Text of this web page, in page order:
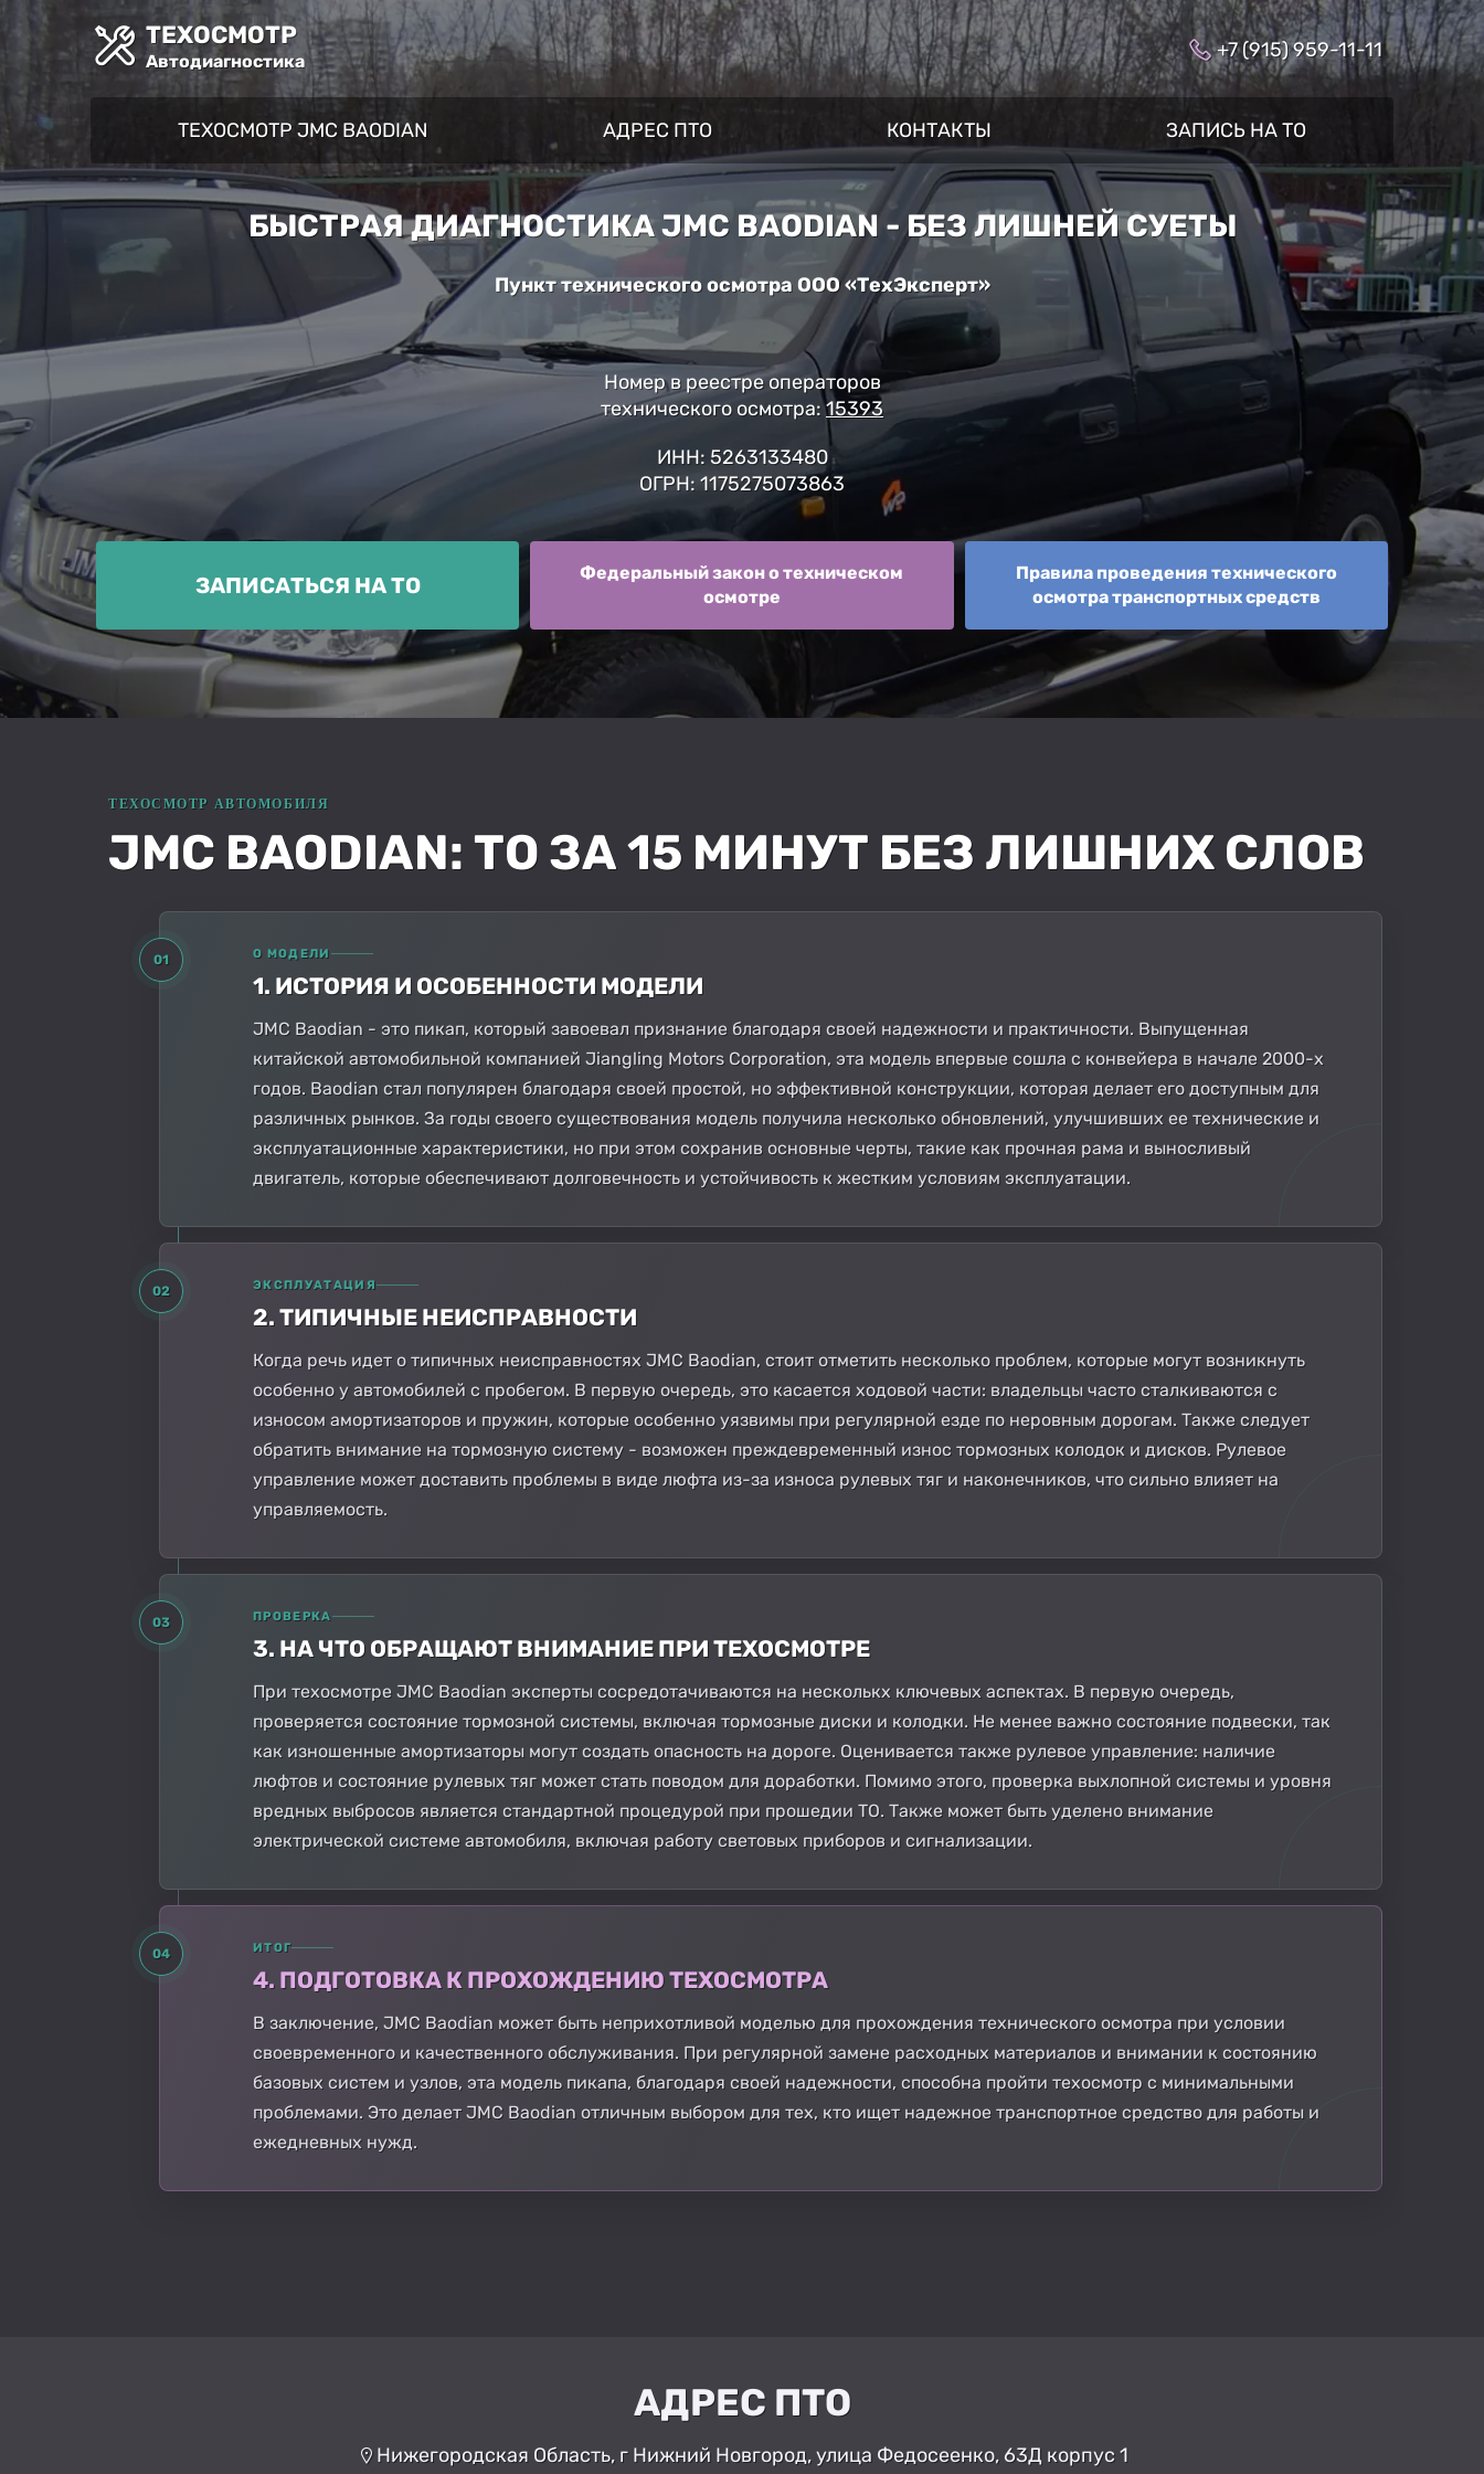
ТЕХОСМОТР
Автодиагностика +7 (915) 959-11-11
ТЕХОСМОТР JMC BAODIAN АДРЕС ПТО КОНТАКТЫ ЗАПИСЬ НА ТО
БЫСТРАЯ ДИАГНОСТИКА JMC BAODIAN - БЕЗ ЛИШНЕЙ СУЕТЫ
Пункт технического осмотра ООО «ТехЭксперт»
Номер в реестре операторов
технического осмотра:15393
ИНН: 5263133480
ОГРН: 1175275073863
ЗАПИСАТЬСЯ НА ТО
Федеральный закон о техническом
осмотре
Правила проведения технического
осмотра транспортных средств
JMC BAODIAN: ТО ЗА 15 МИНУТ БЕЗ ЛИШНИХ СЛОВ
01 О МОДЕЛИ
1. ИСТОРИЯ И ОСОБЕННОСТИ МОДЕЛИ
JMC Baodian - это пикап, который завоевал признание благодаря своей надежности и практичности. Выпущенная
китайской автомобильной компанией Jiangling Motors Corporation, эта модель впервые сошла с конвейера в начале 2000-х
годов. Baodian стал популярен благодаря своей простой, но эффективной конструкции, которая делает его доступным для
различных рынков. За годы своего существования модель получила несколько обновлений, улучшивших ее технические и
эксплуатационные характеристики, но при этом сохранив основные черты, такие как прочная рама и выносливый
двигатель, которые обеспечивают долговечность и устойчивость к жестким условиям эксплуатации.
02 ЭКСПЛУАТАЦИЯ
2. ТИПИЧНЫЕ НЕИСПРАВНОСТИ
Когда речь идет о типичных неисправностях JMC Baodian, стоит отметить несколько проблем, которые могут возникнуть
особенно у автомобилей с пробегом. В первую очередь, это касается ходовой части: владельцы часто сталкиваются с
износом амортизаторов и пружин, которые особенно уязвимы при регулярной езде по неровным дорогам. Также следует
обратить внимание на тормозную систему - возможен преждевременный износ тормозных колодок и дисков. Рулевое
управление может доставить проблемы в виде люфта из-за износа рулевых тяг и наконечников, что сильно влияет на
управляемость.
03 ПРОВЕРКА
3. НА ЧТО ОБРАЩАЮТ ВНИМАНИЕ ПРИ ТЕХОСМОТРЕ
При техосмотре JMC Baodian эксперты сосредотачиваются на несколькх ключевых аспектах. В первую очередь,
проверяется состояние тормозной системы, включая тормозные диски и колодки. Не менее важно состояние подвески, так
как изношенные амортизаторы могут создать опасность на дороге. Оценивается также рулевое управление: наличие
люфтов и состояние рулевых тяг может стать поводом для доработки. Помимо этого, проверка выхлопной системы и уровня
вредных выбросов является стандартной процедурой при прошедии ТО. Также может быть уделено внимание
электрической системе автомобиля, включая работу световых приборов и сигнализации.
04 ИТОГ
4. ПОДГОТОВКА К ПРОХОЖДЕНИЮ ТЕХОСМОТРА
В заключение, JMC Baodian может быть неприхотливой моделью для прохождения технического осмотра при условии
своевременного и качественного обслуживания. При регулярной замене расходных материалов и внимании к состоянию
базовых систем и узлов, эта модель пикапа, благодаря своей надежности, способна пройти техосмотр с минимальными
проблемами. Это делает JMC Baodian отличным выбором для тех, кто ищет надежное транспортное средство для работы и
ежедневных нужд.
АДРЕС ПТО
Нижегородская Область, г Нижний Новгород, улица Федосеенко, 63Д корпус 1